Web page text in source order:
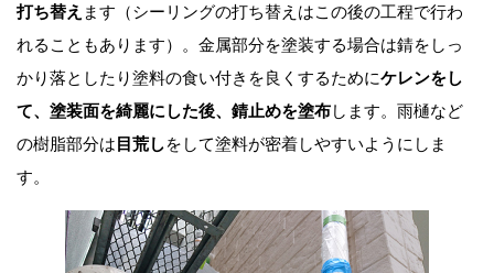
打ち替え ます（シーリングの打ち替えはこの後の工程で行わ
れることもあります）。金属部分を塗装する場合は錆をしっ
かり落としたり塗料の食い付きを良くするためにケレンをし
て、塗装面を綺麗にした後、錆止めを塗布します。雨樋など
の樹脂部分は 目荒しをして塗料が密着しやすいようにしま
す。